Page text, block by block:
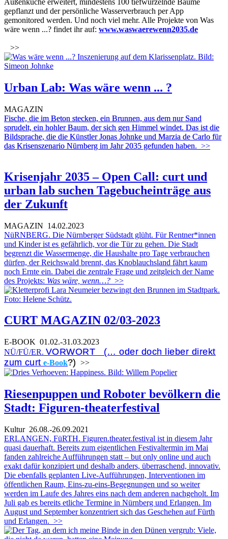
gepflanzt und der persönliche Wasserverbrauch per App
gemonitored werden. Und noch viel mehr. Alle Projekte von Was
wäre wenn ...? findet ihr auf: www.waswaerewenn2035.de
>>
Urban Lab: Was wäre wenn ... ?
MAGAZIN
Fische, die im Beton stecken, ein Brunnen, aus dem nur Sand
sprudelt, ein hohler Baum, der sich gen Himmel windet. Das ist die
Bildsprache, die die Künstler Jonas Johnke und Marzia de Carlo für
das Krisenszenario Nürnberg im Jahr 2035 gefunden haben. >>
Krisenjahr 2035 – Open Call: curt und
urban lab suchen Tagebucheinträge aus
der Zukunft
MAGAZIN 14.02.2023
NüRNBERG. Die Nürnberger Südstadt glüht. Für Rentner*innen
und Kinder ist es gefährlich, vor die Tür zu gehen. Die Stadt
begrenzt die Wassermenge, die Haushalte pro Tage verbrauchen
dürfen, der Reichswald brennt, das Knoblauchsland fährt kaum
noch Ernte ein. Dabei die zentrale Frage und zeitgleich der Name
des Projekts: Was wäre, wenn…? >>
CURT MAGAZIN 02/03-2023
E-BOOK 01.02.-31.03.2023
NÜ/FÜ/ER. VORWORT (… oder doch lieber direkt
zum curt e-Book?) >>
Riesenpuppen und Roboter bevölkern die
Stadt: Figuren-theaterfestival
Kultur26.08.-26.09.2021
ERLANGEN, FüRTH. Figuren.theater.festival ist in diesem Jahr
quasi dauerhaft. Bereits zum eigentlichen Festivaltermin im Mai
fanden zahlreiche Aufführungen statt – but only online und auch
exakt dafür konzipiert und deshalb anders, überraschend, innovativ.
Die ebenfalls geplanten Live-Aufführungen, Interventionen im
öffentlichen Raum, Eins-zu-eins-Begegnungen und so weiter
werden im Laufe des Jahres eins nach dem anderen nachgeholt. Im
Juli gab es bereits etliche Termine in Nürnberg und Erlangen. Im
August und September konzentriert sich das Geschehen auf Fürth
und Erlangen. >>